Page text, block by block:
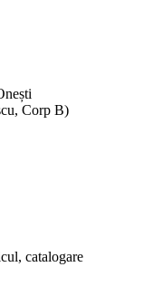
Corp B)
catalogare